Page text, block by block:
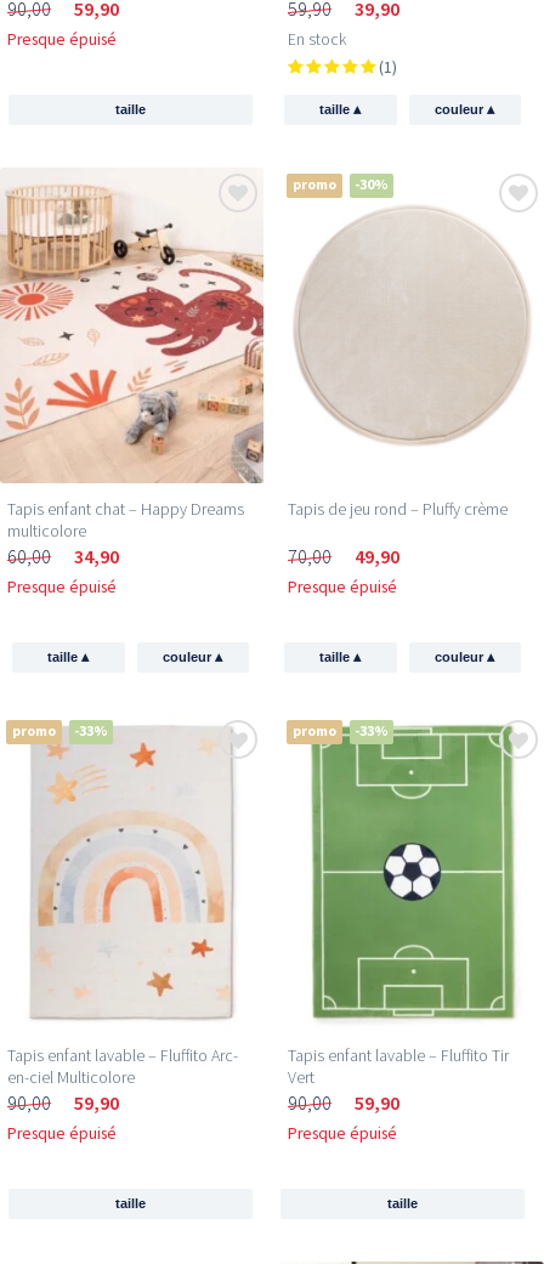
90,00 59,90
Presque épuisé
taille
59,90 39,90
En stock
(1)
taille▴ couleur▴
Tapis enfant chat – Happy Dreams
multicolore
60,00 34,90
Presque épuisé
taille▴ couleur▴
promo -30%
Tapis de jeu rond – Pluffy crème
70,00 49,90
Presque épuisé
taille▴ couleur▴
promo -33%
Tapis enfant lavable – Fluffito Arc-
en-ciel Multicolore
90,00 59,90
Presque épuisé
taille
promo -33%
Tapis enfant lavable – Fluffito Tir
Vert
90,00 59,90
Presque épuisé
taille